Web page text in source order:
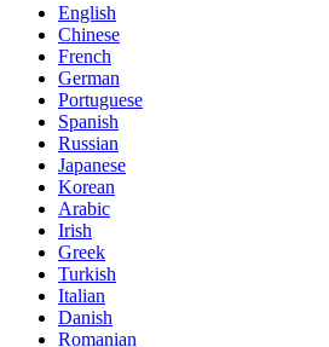
English
Chinese
French
German
Portuguese
Spanish
Russian
Japanese
Korean
Arabic
Irish
Greek
Turkish
Italian
Danish
Romanian